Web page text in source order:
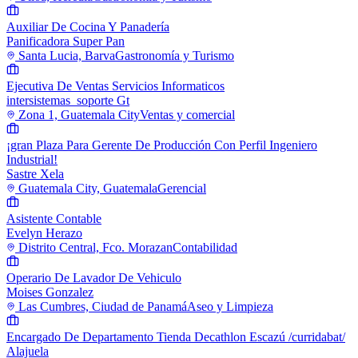
Auxiliar De Cocina Y Panadería
Panificadora Super Pan
Santa Lucia, BarvaGastronomía y Turismo
Ejecutiva De Ventas Servicios Informaticos
intersistemas_soporte Gt
Zona 1, Guatemala CityVentas y comercial
¡gran Plaza Para Gerente De Producción Con Perfil Ingeniero
Industrial!
Sastre Xela
Guatemala City, GuatemalaGerencial
Asistente Contable
Evelyn Herazo
Distrito Central, Fco. MorazanContabilidad
Operario De Lavador De Vehiculo
Moises Gonzalez
Las Cumbres, Ciudad de PanamáAseo y Limpieza
Encargado De Departamento Tienda Decathlon Escazú /curridabat/
Alajuela